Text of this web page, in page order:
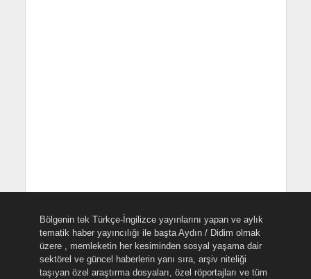
Bölgenin tek Türkçe-İngilizce yayınlarını yapan ve aylık
tematik haber yayıncılığı ile başta Aydın / Didim olmak
üzere , memleketin her kesiminden sosyal yaşama dair
sektörel ve güncel haberlerin yanı sıra, arşiv niteliği
taşıyan özel araştırma dosyaları, özel röportajları ve tüm